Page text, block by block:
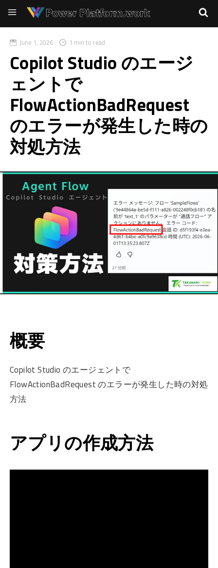
June 1, 2026 1 min to read
Copilot Studio のエージ
ェントで
FlowActionBadRequest
のエラーが発生した時の
対処方法
概要
Copilot Studio のエージェントで
FlowActionBadRequest のエラーが発生した時の対処
方法
アプリの作成方法